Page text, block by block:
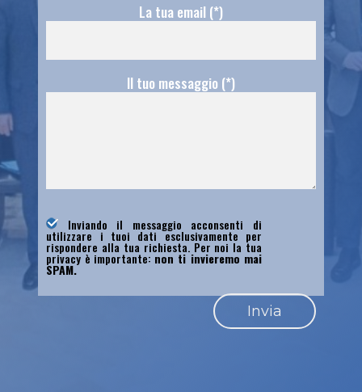
La tua email (*)
Il tuo messaggio (*)
Inviando il messaggio acconsenti di
utilizzare i tuoi dati esclusivamente per
rispondere alla tua richiesta. Per noi la tua
privacy è importante: non ti invieremo mai
SPAM.